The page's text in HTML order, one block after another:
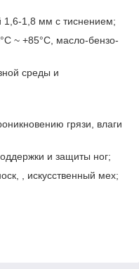
1,6-1,8 мм с тиснением;
~ +85°С, масло-бензо-
среды и
грязи, влаги
и защиты ног;
, искусственный мех;